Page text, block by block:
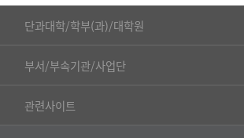
단과대학/학부(과)/대학원
■인문대학
▷국어국문학부
▷일본어·일본학과
부서/부속기관/사업단
공동기기센터
공학교육혁신센터
관련사이트
건강가정지원센터
교수협의회